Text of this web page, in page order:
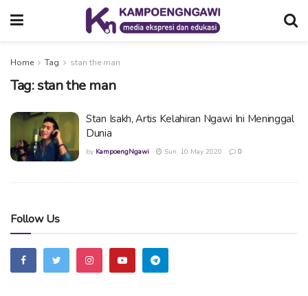
Home Tag stan the man
Tag:stan the man
Stan Isakh, Artis Kelahiran Ngawi Ini Meninggal
Dunia
by KampoengNgawi Sun, 10 May 2020 0
Follow Us